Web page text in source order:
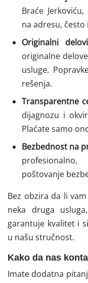
Braće
na adresu, često
Originalni
originalne
usluge.
rešenja.
Transparentne
dijagnozu i
Plaćate samo
Bezbednost na
poštovanje
Bez obzira da li
neka druga
garantuje kvalitet i
u našu stručnost.
Kako da nas
Imate dodatna